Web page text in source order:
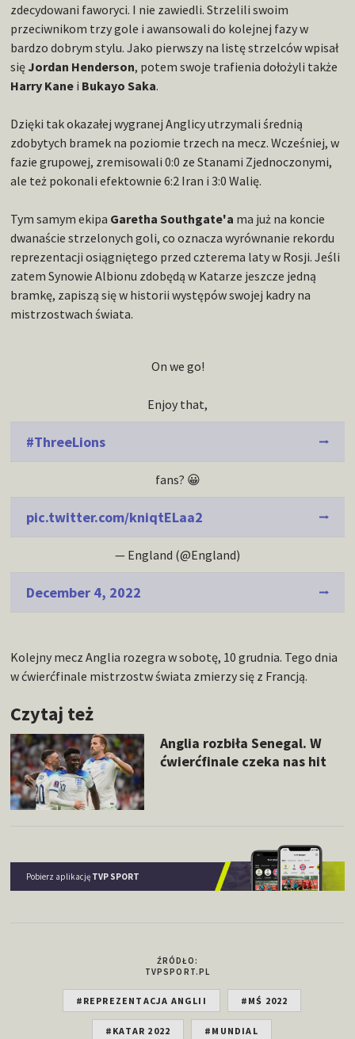
zdecydowani faworyci. I nie zawiedli. Strzelili swoim
przeciwnikom trzy gole i awansowali do kolejnej fazy w
bardzo dobrym stylu. Jako pierwszy na listę strzelców wpisał
się Jordan Henderson, potem swoje trafienia dołożyli także
Harry Kane i Bukayo Saka.
Dzięki tak okazałej wygranej Anglicy utrzymali średnią
zdobytych bramek na poziomie trzech na mecz. Wcześniej, w
fazie grupowej, zremisowali 0:0 ze Stanami Zjednoczonymi,
ale też pokonali efektownie 6:2 Iran i 3:0 Walię.
Tym samym ekipa Garetha Southgate'a ma już na koncie
dwanaście strzelonych goli, co oznacza wyrównanie rekordu
reprezentacji osiągniętego przed czterema laty w Rosji. Jeśli
zatem Synowie Albionu zdobędą w Katarze jeszcze jedną
bramkę, zapiszą się w historii występów swojej kadry na
mistrzostwach świata.
On we go!
Enjoy that,
#ThreeLions
fans? 😀
pic.twitter.com/kniqtELaa2
— England (@England)
December 4, 2022
Kolejny mecz Anglia rozegra w sobotę, 10 grudnia. Tego dnia
w ćwierćfinale mistrzostw świata zmierzy się z Francją.
Czytaj też
Anglia rozbiła Senegal. W
ćwierćfinale czeka nas hit
Pobierz aplikację TVP SPORT
ŹRÓDŁO:
TVPSPORT.PL
#REPREZENTACJA ANGLII #MŚ 2022
#KATAR 2022 #MUNDIAL